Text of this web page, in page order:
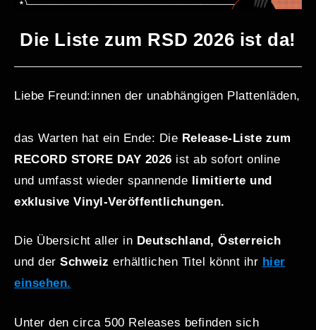
Die Liste zum RSD 2026 ist da!
Liebe Freund:innen der unabhängigen Plattenläden,
das Warten hat ein Ende: Die Release-Liste zum
RECORD STORE DAY 2026 ist ab sofort online
und umfasst wieder spannende limitierte und
exklusive Vinyl-Veröffentlichungen.
Die Übersicht aller in Deutschland, Österreich
und der Schweiz erhältlichen Titel könnt ihr hier
einsehen.
Unter den circa 500 Releases befinden sich